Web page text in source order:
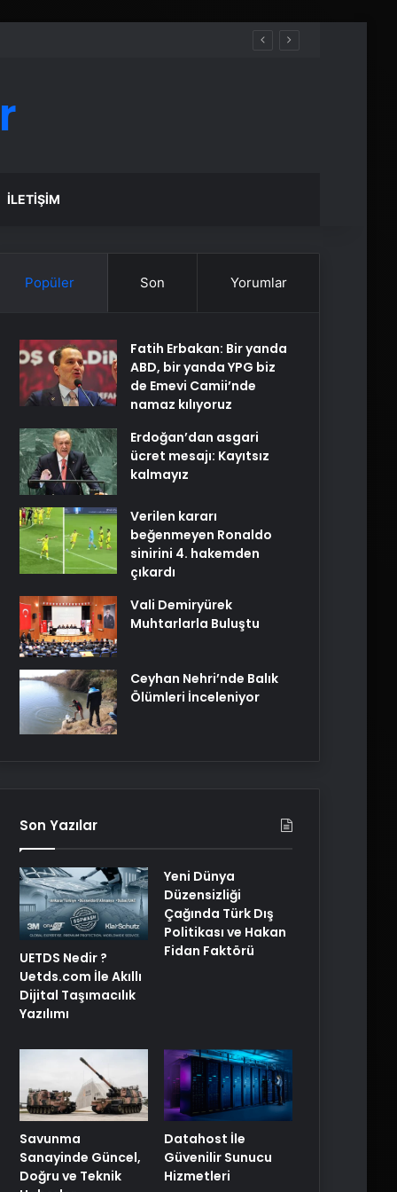
İLETIŞIM
Popüler Son Yorumlar
Fatih Erbakan: Bir yanda
ABD, bir yanda YPG biz
de Emevi Camii’nde
namaz kılıyoruz
Erdoğan’dan asgari
ücret mesajı: Kayıtsız
kalmayız
Verilen kararı
beğenmeyen Ronaldo
sinirini 4. hakemden
çıkardı
Vali Demiryürek
Muhtarlarla Buluştu
Ceyhan Nehri’nde Balık
Ölümleri İnceleniyor
Son Yazılar
UETDS Nedir ?
Uetds.com İle Akıllı
Dijital Taşımacılık
Yazılımı
Yeni Dünya
Düzensizliği
Çağında Türk Dış
Politikası ve Hakan
Fidan Faktörü
Savunma
Sanayinde Güncel,
Doğru ve Teknik
Datahost İle
Güvenilir Sunucu
Hizmetleri